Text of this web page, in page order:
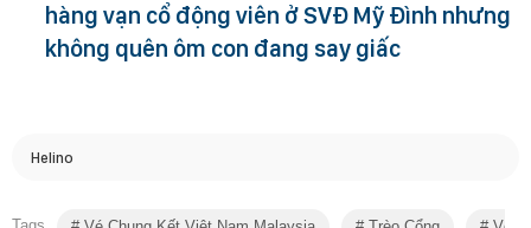
hàng vạn cổ động viên ở SVĐ Mỹ Đình nhưng
không quên ôm con đang say giấc
Helino